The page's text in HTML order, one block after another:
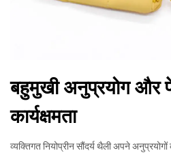
बहुमुखी अनुप्रयोग और
कार्यक्षमता
व्यक्तिगत नियोप्रीन सौंदर्य थैली अपने